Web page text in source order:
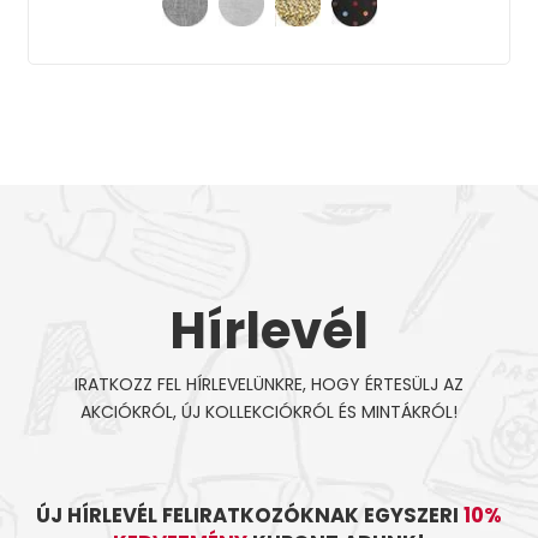
Hírlevél
IRATKOZZ FEL HÍRLEVELÜNKRE, HOGY ÉRTESÜLJ AZ
AKCIÓKRÓL, ÚJ KOLLEKCIÓKRÓL ÉS MINTÁKRÓL!
ÚJ HÍRLEVÉL FELIRATKOZÓKNAK EGYSZERI 10%